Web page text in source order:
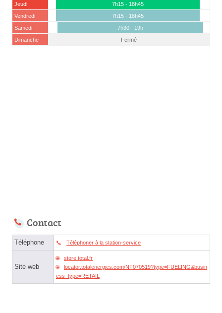
Jeudi
7h15 - 18h45
Vendredi
7h15 - 18h45
Samedi
7h30 - 19h
Dimanche
Fermé
Contact
Téléphone Téléphoner à la station-service
Site web
store.total.fr
locator.totalenergies.com/NF070519?type=FUELING&busin
ess_type=RETAIL